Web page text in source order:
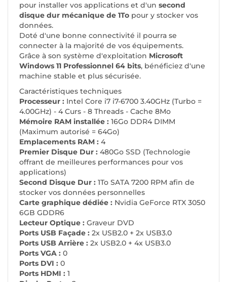
pour installer vos applications et d'un second
disque dur mécanique de 1To pour y stocker vos
données.
Doté d'une bonne connectivité il pourra se
connecter à la majorité de vos équipements.
Grâce à son système d'exploitation Microsoft
Windows 11 Professionnel 64 bits, bénéficiez d'une
machine stable et plus sécurisée.
Caractéristiques techniques
Processeur : Intel Core i7 i7-6700 3.40GHz (Turbo =
4.00GHz) - 4 Curs - 8 Threads - Cache 8Mo
Mémoire RAM installée : 16Go DDR4 DIMM
(Maximum autorisé = 64Go)
Emplacements RAM : 4
Premier Disque Dur : 480Go SSD (Technologie
offrant de meilleures performances pour vos
applications)
Second Disque Dur : 1To SATA 7200 RPM afin de
stocker vos données personnelles
Carte graphique dédiée : Nvidia GeForce RTX 3050
6GB GDDR6
Lecteur Optique : Graveur DVD
Ports USB Façade : 2x USB2.0 + 2x USB3.0
Ports USB Arrière : 2x USB2.0 + 4x USB3.0
Ports VGA : 0
Ports DVI : 0
Ports HDMI : 1